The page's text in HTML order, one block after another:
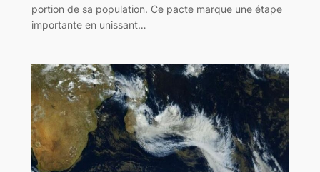
portion de sa population. Ce pacte marque une étape
importante en unissant…